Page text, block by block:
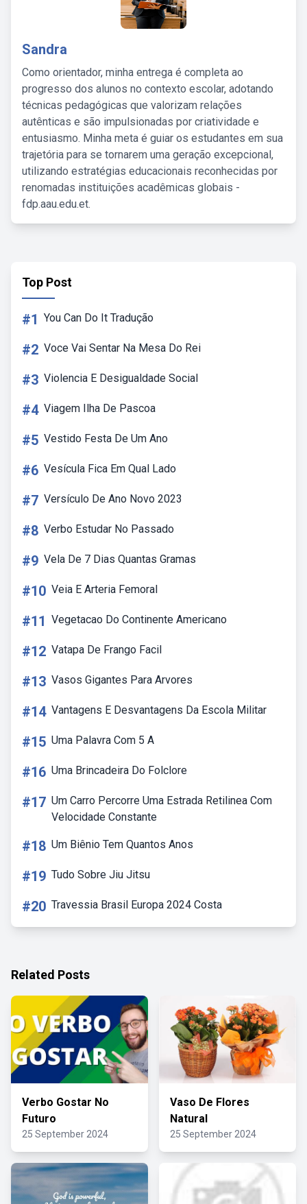
Sandra
Como orientador, minha entrega é completa ao
progresso dos alunos no contexto escolar, adotando
técnicas pedagógicas que valorizam relações
autênticas e são impulsionadas por criatividade e
entusiasmo. Minha meta é guiar os estudantes em sua
trajetória para se tornarem uma geração excepcional,
utilizando estratégias educacionais reconhecidas por
renomadas instituições acadêmicas globais -
fdp.aau.edu.et.
Top Post
#1 You Can Do It Tradução
#2 Voce Vai Sentar Na Mesa Do Rei
#3 Violencia E Desigualdade Social
#4 Viagem Ilha De Pascoa
#5 Vestido Festa De Um Ano
#6 Vesícula Fica Em Qual Lado
#7 Versículo De Ano Novo 2023
#8 Verbo Estudar No Passado
#9 Vela De 7 Dias Quantas Gramas
#10 Veia E Arteria Femoral
#11 Vegetacao Do Continente Americano
#12 Vatapa De Frango Facil
#13 Vasos Gigantes Para Arvores
#14 Vantagens E Desvantagens Da Escola Militar
#15 Uma Palavra Com 5 A
#16 Uma Brincadeira Do Folclore
#17 Um Carro Percorre Uma Estrada Retilinea Com
Velocidade Constante
#18 Um Biênio Tem Quantos Anos
#19 Tudo Sobre Jiu Jitsu
#20 Travessia Brasil Europa 2024 Costa
Related Posts
Verbo Gostar No
Futuro
25 September 2024
Vaso De Flores
Natural
25 September 2024